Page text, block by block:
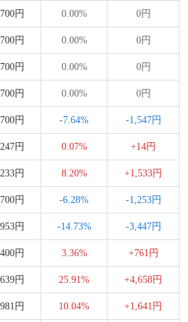
円 0.00% 0円
円 0.00% 0円
円 0.00% 0円
円 0.00% 0円
円 -7.64% -1,547円
円 0.07% +14円
円 8.20% +1,533円
円 -6.28% -1,253円
円 -14.73% -3,447円
円 3.36% +761円
円 25.91% +4,658円
円 10.04% +1,641円